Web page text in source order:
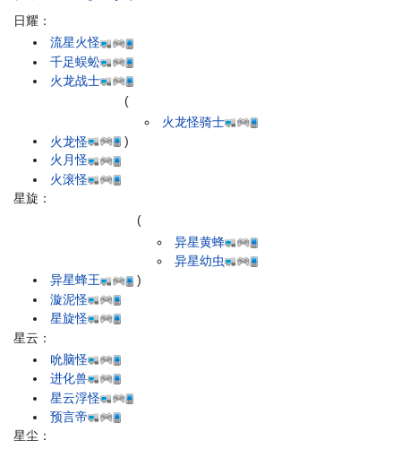
日耀：
流星火怪
千足蜈蚣
火龙战士
火龙怪
(
火龙怪骑士
)
火月怪
火滚怪
星旋：
异星蜂王
(
异星黄蜂
异星幼虫
)
漩泥怪
星旋怪
星云：
吮脑怪
进化兽
星云浮怪
预言帝
星尘：